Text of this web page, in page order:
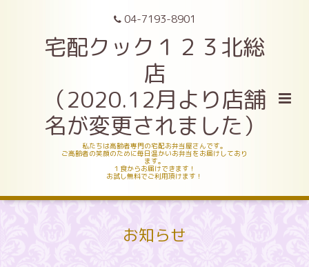
04-7193-8901
宅配クック１２３北総
店
（2020.12月より店舗
名が変更されました）
私たちは高齢者専門の宅配お弁当屋さんです。
ご高齢者の笑顔のために毎日温かいお弁当をお届けしており
ます。
１食からお届けできます！
お試し無料でご利用頂けます！
お知らせ